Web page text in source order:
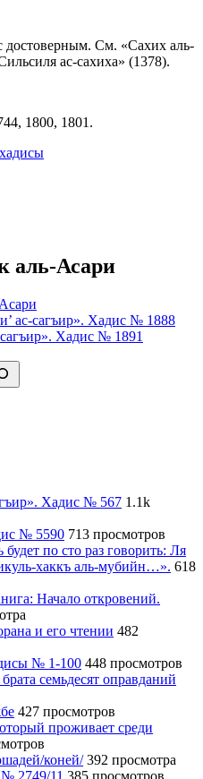
достоверным. См. «Сахих аль-
ас-сахиха» (1378).
1800, 1801.
аль-Асари
ас-сагъир». Хадис № 1888
Хадис № 1891
Хадис № 567 1.1k
№ 5590 713 просмотров
по сто раз говорить: Ля
хаккъ аль-мубийн…». 618
Начало откровений.
и его чтении 482
№ 1-100 448 просмотров
семьдесят оправданий
427 просмотров
проживает среди
коней/ 392 просмотра